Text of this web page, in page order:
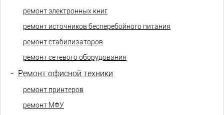
ремонт электронных книг
ремонт источников бесперебойного питания
ремонт стабилизаторов
ремонт сетевого оборудования
- Ремонт офисной техники
ремонт принтеров
ремонт МФУ